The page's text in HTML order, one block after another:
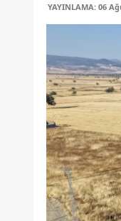
YAYINLAMA: 06